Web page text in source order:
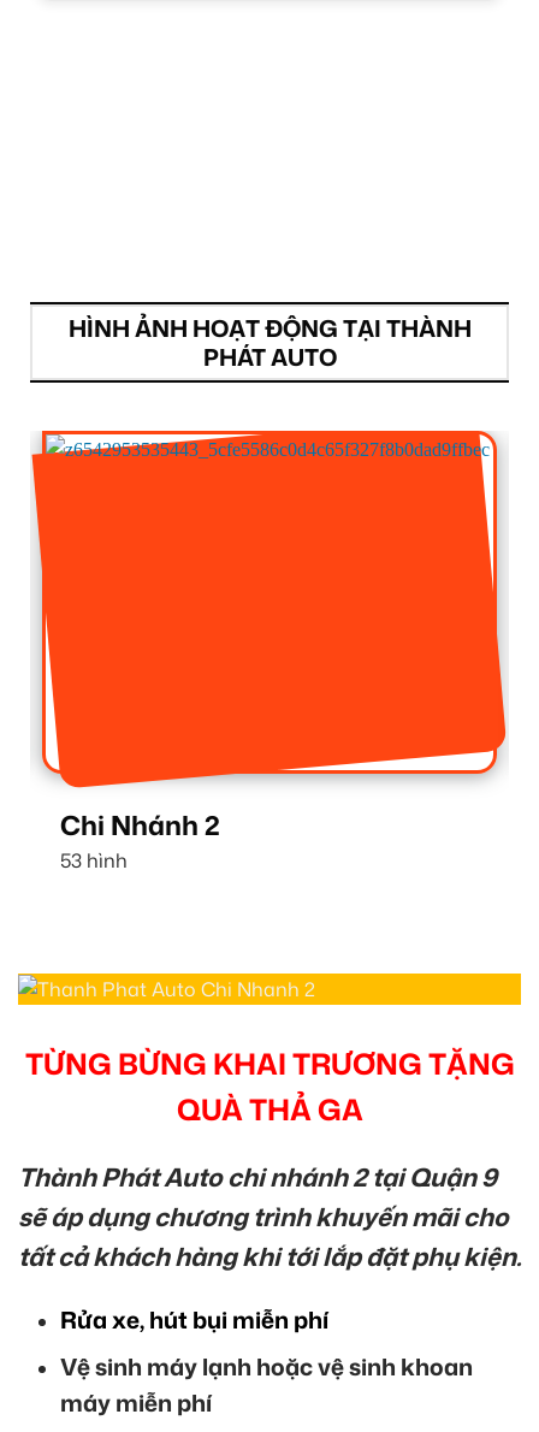
HÌNH ẢNH HOẠT ĐỘNG TẠI THÀNH
PHÁT AUTO
Chi Nhánh 2
53 hình
TỪNG BỪNG KHAI TRƯƠNG TẶNG
QUÀ THẢ GA
Thành Phát Auto chi nhánh 2 tại Quận 9
sẽ áp dụng chương trình khuyến mãi cho
tất cả khách hàng khi tới lắp đặt phụ kiện.
Rửa xe, hút bụi miễn phí
Vệ sinh máy lạnh hoặc vệ sinh khoan
máy miễn phí